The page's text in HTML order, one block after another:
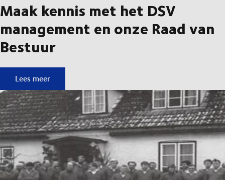
Maak kennis met het DSV
management en onze Raad van
Bestuur
Maak kennis met het DSV management en onze Raad van
Lees meer